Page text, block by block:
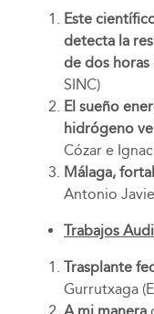
Este
detecta la
de dos horas
SINC)
El sueño
hidrógeno
Cózar e
Málaga,
Antonio
Trabajos
Trasplante
Gurrutxaga